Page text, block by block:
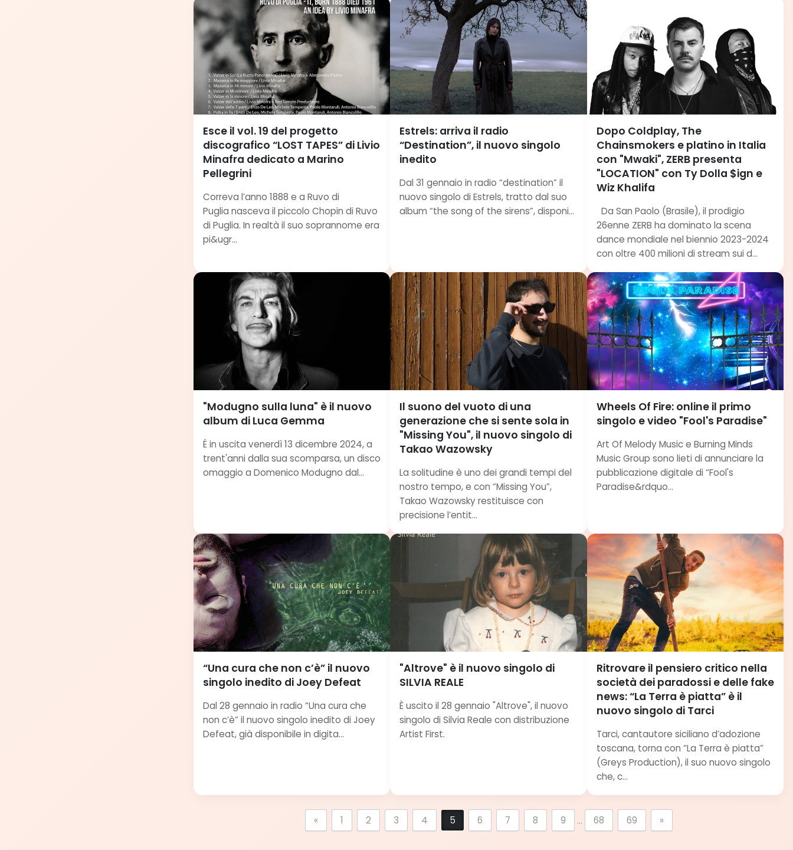
Esce il vol. 19 del progetto
discografico “LOST TAPES” di Livio
Minafra dedicato a Marino
Pellegrini
Correva l’anno 1888 e a Ruvo di
Puglia nasceva il piccolo Chopin di Ruvo
di Puglia. In realtà il suo soprannome era
pi&ugr...
Estrels: arriva il radio
“Destination”, il nuovo singolo
inedito
Dal 31 gennaio in radio “destination” il
nuovo singolo di Estrels, tratto dal suo
album “the song of the sirens”, disponi...
Dopo Coldplay, The
Chainsmokers e platino in Italia
con "Mwaki", ZERB presenta
"LOCATION" con Ty Dolla $ign e
Wiz Khalifa
Da San Paolo (Brasile), il prodigio
26enne ZERB ha dominato la scena
dance mondiale nel biennio 2023-2024
con oltre 400 milioni di stream sui d...
"Modugno sulla luna" è il nuovo
album di Luca Gemma
É in uscita venerdì 13 dicembre 2024, a
trent'anni dalla sua scomparsa, un disco
omaggio a Domenico Modugno dal...
Il suono del vuoto di una
generazione che si sente sola in
"Missing You", il nuovo singolo di
Takao Wazowsky
La solitudine è uno dei grandi tempi del
nostro tempo, e con “Missing You”,
Takao Wazowsky restituisce con
precisione l’entit...
Wheels Of Fire: online il primo
singolo e video "Fool's Paradise"
Art Of Melody Music e Burning Minds
Music Group sono lieti di annunciare la
pubblicazione digitale di “Fool's
Paradise&rdquo...
“Una cura che non c’è” il nuovo
singolo inedito di Joey Defeat
Dal 28 gennaio in radio “Una cura che
non c’è” il nuovo singolo inedito di Joey
Defeat, già disponibile in digita...
"Altrove" è il nuovo singolo di
SILVIA REALE
È uscito il 28 gennaio "Altrove", il nuovo
singolo di Silvia Reale con distribuzione
Artist First.
Ritrovare il pensiero critico nella
società dei paradossi e delle fake
news: “La Terra è piatta” è il
nuovo singolo di Tarci
Tarci, cantautore siciliano d’adozione
toscana, torna con “La Terra è piatta”
(Greys Production), il suo nuovo singolo
che, c...
« 1 2 3 4 5 6 7 8 9 ... 68 69 »